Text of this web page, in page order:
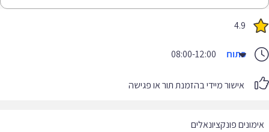
4.9
פתוח 08:00-12:00
אישור מיידי בהזמנת תור או פגישה
פונקציונאלים